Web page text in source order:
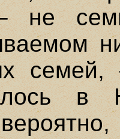
не
в